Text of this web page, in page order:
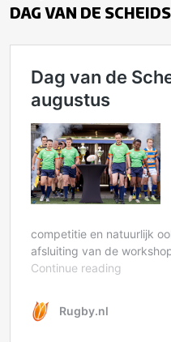
DAG VAN DE